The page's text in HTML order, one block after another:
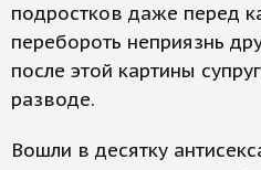
подростков даже перед
перебороть неприязнь
после этой картины
разводе.
Вошли в десятку